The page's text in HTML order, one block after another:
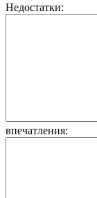
Недостатки:
впечатления: